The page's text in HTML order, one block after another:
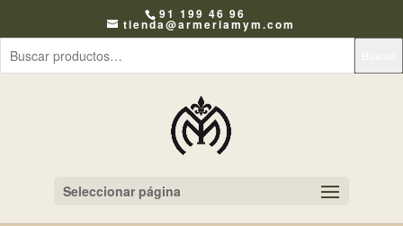
91 199 46 96
tienda@armeriamym.com
Seleccionar página